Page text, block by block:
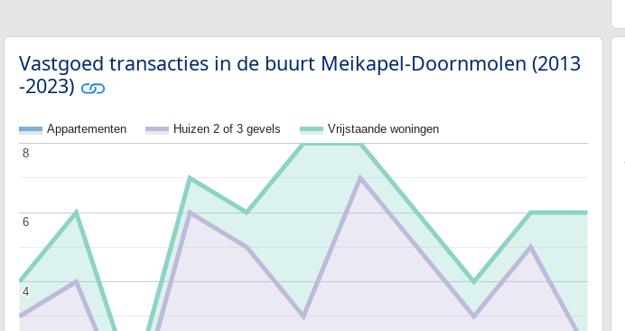
Vastgoed transacties in de buurt Meikapel-Doornmolen (2013
-2023)
Appartementen Huizen 2 of 3 gevels Vrijstaande woningen
4
4
6
6
8
8